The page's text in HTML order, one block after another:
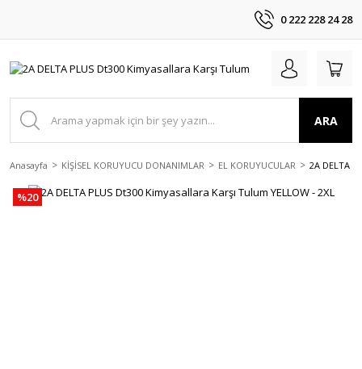
0 222 228 24 28
ARA
Anasayfa KİŞİSEL KORUYUCU DONANIMLAR EL KORUYUCULAR 2A DELTA
%20